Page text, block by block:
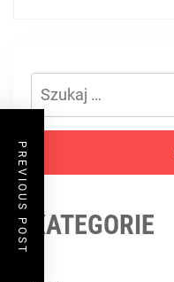
PREVIOUS POST
Szukaj:
KATEGORIE